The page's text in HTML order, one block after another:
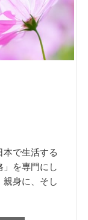
で生活する
を専門にし
身に、そし